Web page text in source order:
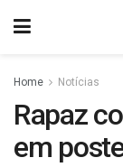
Home Notícias
Rapaz
em